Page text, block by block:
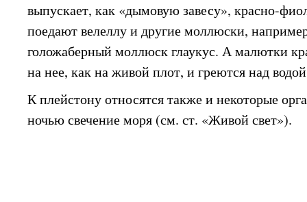
выпускает, как «дымовую завесу», красно-
поедают велеллу и другие моллюски,
голожаберный моллюск глаукус. А малютки
на нее, как на живой плот, и греются над
К плейстону относятся также и некоторые
ночью свечение моря (см. ст. «Живой свет»).